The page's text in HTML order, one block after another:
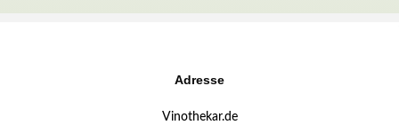
Adresse
Vinothekar.de